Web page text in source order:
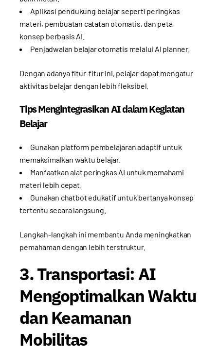
Aplikasi pendukung belajar seperti peringkas
materi, pembuatan catatan otomatis, dan peta
konsep berbasis AI.
Penjadwalan belajar otomatis melalui AI planner.
Dengan adanya fitur-fitur ini, pelajar dapat mengatur
aktivitas belajar dengan lebih fleksibel.
Tips Mengintegrasikan AI dalam Kegiatan
Belajar
Gunakan platform pembelajaran adaptif untuk
memaksimalkan waktu belajar.
Manfaatkan alat peringkas AI untuk memahami
materi lebih cepat.
Gunakan chatbot edukatif untuk bertanya konsep
tertentu secara langsung.
Langkah-langkah ini membantu Anda meningkatkan
pemahaman dengan lebih terstruktur.
3. Transportasi: AI
Mengoptimalkan Waktu
dan Keamanan
Mobilitas